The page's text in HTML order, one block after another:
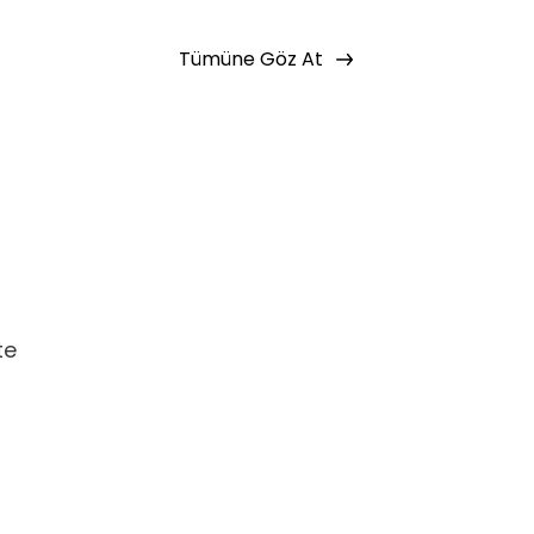
Tümüne Göz At
gelişim yolculukları; liderlik
yöntemleri ile hazırlanmış